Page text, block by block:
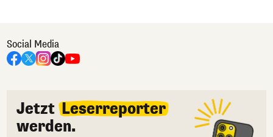
Social Media
Jetzt Leserreporter
werden.